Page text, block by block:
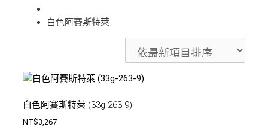
白色阿賽斯特萊
白色阿賽斯特萊 (33g-263-9)
NT$3,267